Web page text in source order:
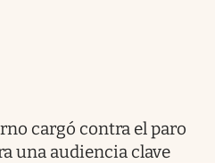
cargó contra el paro
una audiencia clave